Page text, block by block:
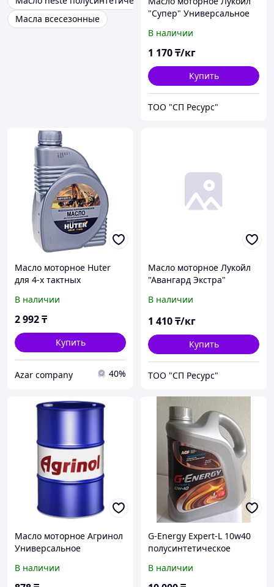
Масла всесезонные
"Супер" Универсальное
полусинтетическое
В наличии
1 170₸/кг
Купить
ТОО "СП Ресурс"
Масло моторное Huter
для 4-х тактных
всесезонное
полусинтетическое 1л
В наличии
2 992₸
Купить
Azar company 40%
Масло моторное Лукойл
"Авангард Экстра"
всесезонное
полусинтетическое
В наличии
1 410₸/кг
Купить
ТОО "СП Ресурс"
Масло моторное Агринол
Универсальное
полусинтетическое
В наличии
G-Energy Expert-L 10w40
полусинтетическое
В наличии